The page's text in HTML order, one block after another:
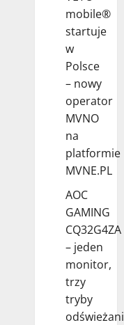
mobile®
startuje
w
Polsce
– nowy
operator
MVNO
na
platformie
MVNE.PL
AOC
GAMING
CQ32G4ZA
– jeden
monitor,
trzy
tryby